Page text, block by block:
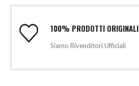
100% PRODOTTI ORIGINALI
Siamo Rivenditori Ufficiali